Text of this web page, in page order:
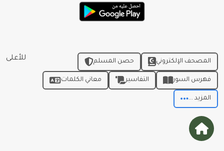
للأعلى المصحف الإلكتروني حصن المسلم
فهرس السور التفاسير معاني الكلمات
المزيد ...